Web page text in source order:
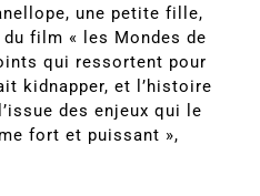
une petite fille,
film « les Mondes de
qui ressortent pour
kidnapper, et l’histoire
des enjeux qui le
fort et puissant »,